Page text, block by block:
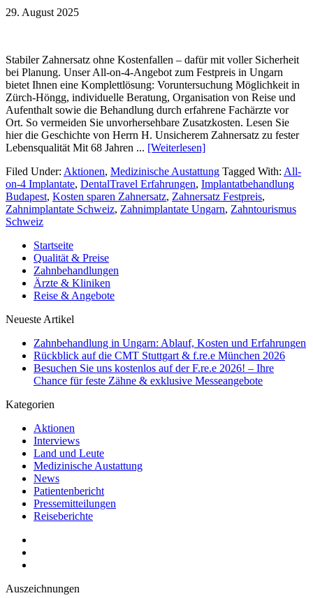
29. August 2025
Stabiler Zahnersatz ohne Kostenfallen – dafür mit voller Sicherheit
bei Planung. Unser All-on-4-Angebot zum Festpreis in Ungarn
bietet Ihnen eine Komplettlösung: Voruntersuchung Möglichkeit in
Zürch-Höngg, individuelle Beratung, Organisation von Reise und
Aufenthalt sowie die Behandlung durch erfahrene Fachärzte vor
Ort. So vermeiden Sie unvorhersehbare Zusatzkosten. Lesen Sie
hier die Geschichte von Herrn H. Unsicherem Zahnersatz zu fester
Lebensqualität Mit 68 Jahren ... [Weiterlesen]
Filed Under: Aktionen, Medizinische Austattung Tagged With: All-
on-4 Implantate, DentalTravel Erfahrungen, Implantatbehandlung
Budapest, Kosten sparen Zahnersatz, Zahnersatz Festpreis,
Zahnimplantate Schweiz, Zahnimplantate Ungarn, Zahntourismus
Schweiz
Startseite
Qualität & Preise
Zahnbehandlungen
Ärzte & Kliniken
Reise & Angebote
Neueste Artikel
Zahnbehandlung in Ungarn: Ablauf, Kosten und Erfahrungen
Rückblick auf die CMT Stuttgart & f.re.e München 2026
Besuchen Sie uns kostenlos auf der F.re.e 2026! – Ihre
Chance für feste Zähne & exklusive Messeangebote
Kategorien
Aktionen
Interviews
Land und Leute
Medizinische Austattung
News
Patientenbericht
Pressemitteilungen
Reiseberichte
Auszeichnungen